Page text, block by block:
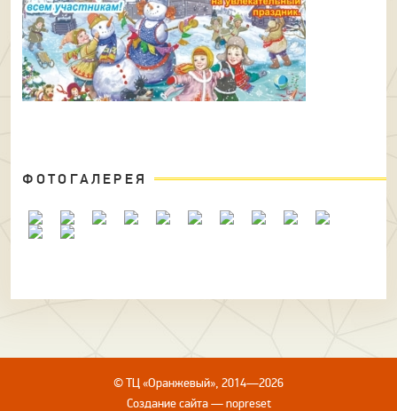
ФОТОГАЛЕРЕЯ
© ТЦ «Оранжевый», 2014—2026
Создание сайта—nopreset